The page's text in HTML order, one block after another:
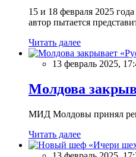
15 и 18 февраля 2025
автор пытается
Читать далее
13 февраль 2025,
Молдова
МИД Молдовы принял
Читать далее